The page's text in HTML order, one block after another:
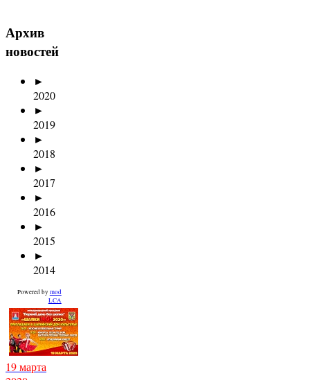
Архив
новостей
►
2020
►
2019
►
2018
►
2017
►
2016
►
2015
►
2014
Powered by mod
LCA
19 марта